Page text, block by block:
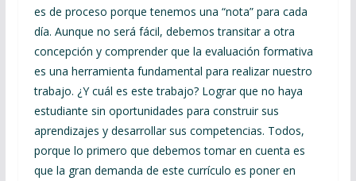
es de proceso porque tenemos una “nota” para cada
día. Aunque no será fácil, debemos transitar a otra
concepción y comprender que la evaluación formativa
es una herramienta fundamental para realizar nuestro
trabajo. ¿Y cuál es este trabajo? Lograr que no haya
estudiante sin oportunidades para construir sus
aprendizajes y desarrollar sus competencias. Todos,
porque lo primero que debemos tomar en cuenta es
que la gran demanda de este currículo es poner en